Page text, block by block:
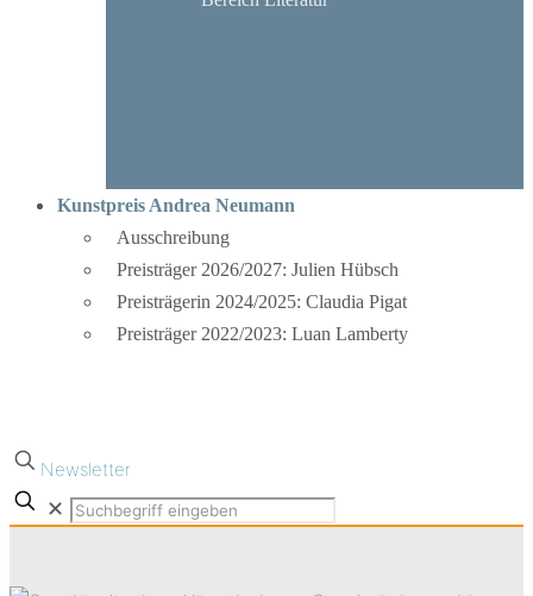
Kunstpreis Andrea Neumann
Ausschreibung
Preisträger 2026/2027: Julien Hübsch
Preisträgerin 2024/2025: Claudia Pigat
Preisträger 2022/2023: Luan Lamberty
Newsletter
✕